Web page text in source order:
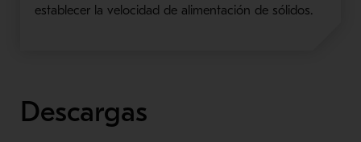
establecer la velocidad de alimentación de sólidos.
Descargas